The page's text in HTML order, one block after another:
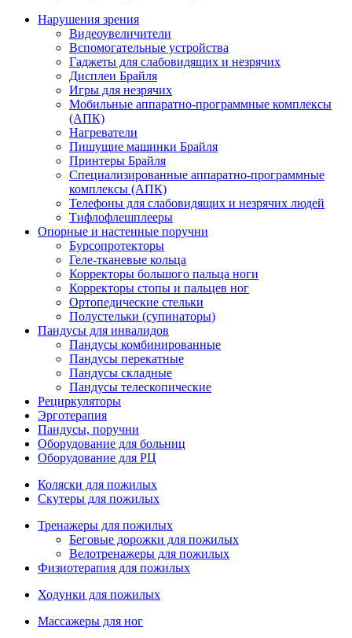
Нарушения зрения
Видеоувеличители
Вспомогательные устройства
Гаджеты для слабовидящих и незрячих
Дисплеи Брайля
Игры для незрячих
Мобильные аппаратно-программные комплексы
(АПК)
Нагреватели
Пишущие машинки Брайля
Принтеры Брайля
Специализированные аппаратно-программные
комплексы (АПК)
Телефоны для слабовидящих и незрячих людей
Тифлофлешплееры
Опорные и настенные поручни
Бурсопротекторы
Геле-тканевые кольца
Корректоры большого пальца ноги
Корректоры стопы и пальцев ног
Ортопедические стельки
Полустельки (супинаторы)
Пандусы для инвалидов
Пандусы комбинированные
Пандусы перекатные
Пандусы складные
Пандусы телескопические
Рециркуляторы
Эрготерапия
Пандусы, поручни
Оборудование для больниц
Оборудование для РЦ
Коляски для пожилых
Скутеры для пожилых
Тренажеры для пожилых
Беговые дорожки для пожилых
Велотренажеры для пожилых
Физиотерапия для пожилых
Ходунки для пожилых
Массажеры для ног